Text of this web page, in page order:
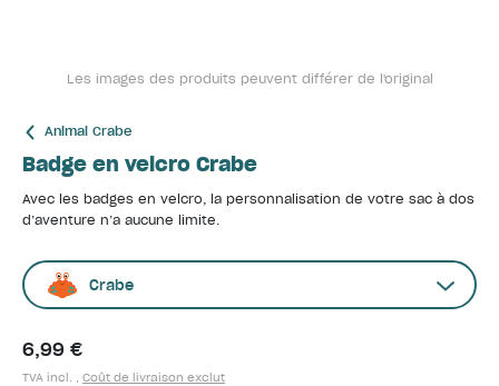
Les images des produits peuvent différer de l'original
Animal Crabe
Badge en velcro Crabe
Avec les badges en velcro, la personnalisation de votre sac à dos
d’aventure n’a aucune limite.
Crabe
6,99 €
TVA incl. , Coût de livraison exclut